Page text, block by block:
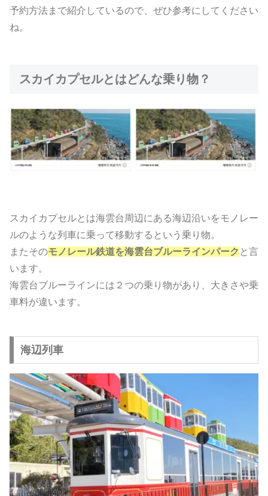
予約方法まで紹介しているので、ぜひ参考にしてください
ね。
スカイカプセルとはどんな乗り物？
スカイカプセルとは海雲台周辺にある海辺沿いをモノレー
ルのような列車に乗って移動するという乗り物。
またそのモノレール鉄道を海雲台ブルーラインパーク と言
います。
海雲台ブルーラインには２つの乗り物があり、大きさや乗
車料が違います。
海辺列車